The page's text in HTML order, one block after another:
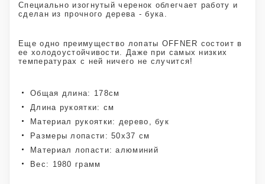
Специально изогнутый черенок облегчает работу и
сделан из прочного дерева - бука.
Еще одно преимущество лопаты OFFNER состоит в
ее холодоустойчивости. Даже при самых низких
температурах с ней ничего не случится!
Общая длина: 178см
Длина рукоятки: см
Материал рукоятки: дерево, бук
Размеры лопасти: 50х37 см
Материал лопасти: алюминий
Вес: 1980 грамм